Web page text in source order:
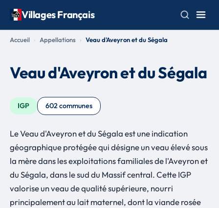
Villages Français
Accueil Appellations Veau d'Aveyron et du Ségala
Veau d'Aveyron et du Ségala
IGP 602 communes
Le Veau d'Aveyron et du Ségala est une indication
géographique protégée qui désigne un veau élevé sous
la mère dans les exploitations familiales de l'Aveyron et
du Ségala, dans le sud du Massif central. Cette IGP
valorise un veau de qualité supérieure, nourri
principalement au lait maternel, dont la viande rosée